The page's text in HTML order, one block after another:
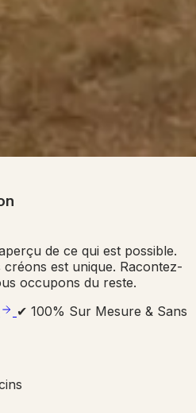
de ce qui est possible.
est unique. Racontez-
occupons du reste.
✔ 100% Sur Mesure & Sans